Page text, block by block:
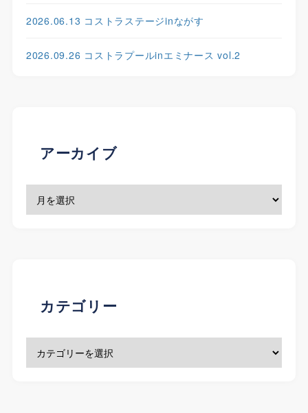
2026.06.13 コストラステージinながす
2026.09.26 コストラプールinエミナース vol.2
アーカイブ
カテゴリー